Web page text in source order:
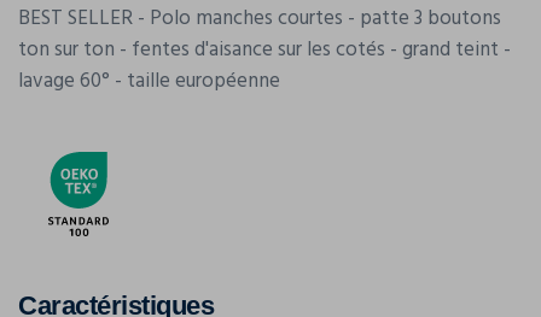
BEST SELLER - Polo manches courtes - patte 3 boutons
ton sur ton - fentes d'aisance sur les cotés - grand teint -
lavage 60° - taille européenne
Caractéristiques